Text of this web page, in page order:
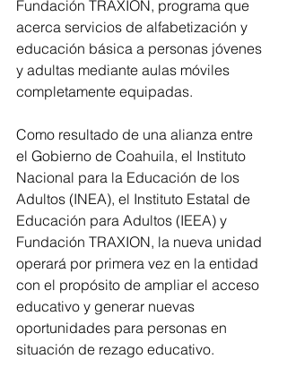
Fundación TRAXION, programa que
acerca servicios de alfabetización y
educación básica a personas jóvenes
y adultas mediante aulas móviles
completamente equipadas.
Como resultado de una alianza entre
el Gobierno de Coahuila, el Instituto
Nacional para la Educación de los
Adultos (INEA), el Instituto Estatal de
Educación para Adultos (IEEA) y
Fundación TRAXION, la nueva unidad
operará por primera vez en la entidad
con el propósito de ampliar el acceso
educativo y generar nuevas
oportunidades para personas en
situación de rezago educativo.